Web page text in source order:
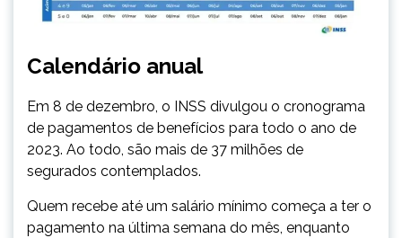
Calendário anual
Em 8 de dezembro, o INSS divulgou o cronograma
de pagamentos de benefícios para todo o ano de
2023. Ao todo, são mais de 37 milhões de
segurados contemplados.
Quem recebe até um salário mínimo começa a ter o
pagamento na última semana do mês, enquanto